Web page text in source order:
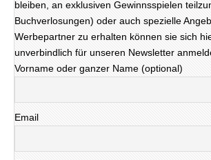
bleiben, an exklusiven Gewinnsspielen
Buchverlosungen) oder auch spezielle
Werbepartner zu erhalten können sie sich
unverbindlich für unseren Newsletter
Vorname oder ganzer Name (optional)
Email